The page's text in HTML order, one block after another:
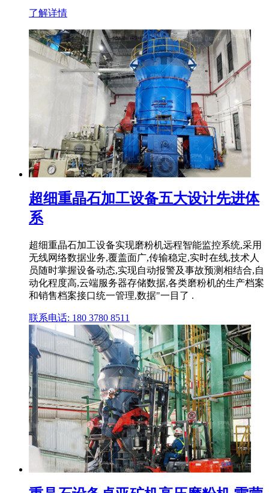
了解详情
超细重晶石加工设备五大设计先进体
系
超细重晶石加工设备实现磨粉机远程智能监控系统,采用
无线网络数据业务,覆盖面广,传输稳定,实时在线,技术人
员随时掌握设备动态,实现自动报警及事故预测相结合,自
动化程度高,云端服务器存储数据,各类磨粉机的生产档案
和销售档案接口统一管理,数据"一目了 .
联系电话: 180 3780 8511